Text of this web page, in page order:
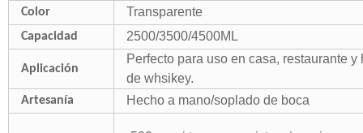
Color Transparente
Capacidad 2500/3500/4500ML
Aplicación
Perfecto para uso en casa, restaurante
de whsikey.
Artesanía Hecho a mano/soplado de boca